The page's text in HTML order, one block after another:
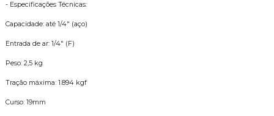
- Especificações Técnicas:
Capacidade: até 1/4" (aço)
Entrada de ar: 1/4" (F)
Peso: 2,5 kg
Tração máxima: 1.894 kgf
Curso: 19mm